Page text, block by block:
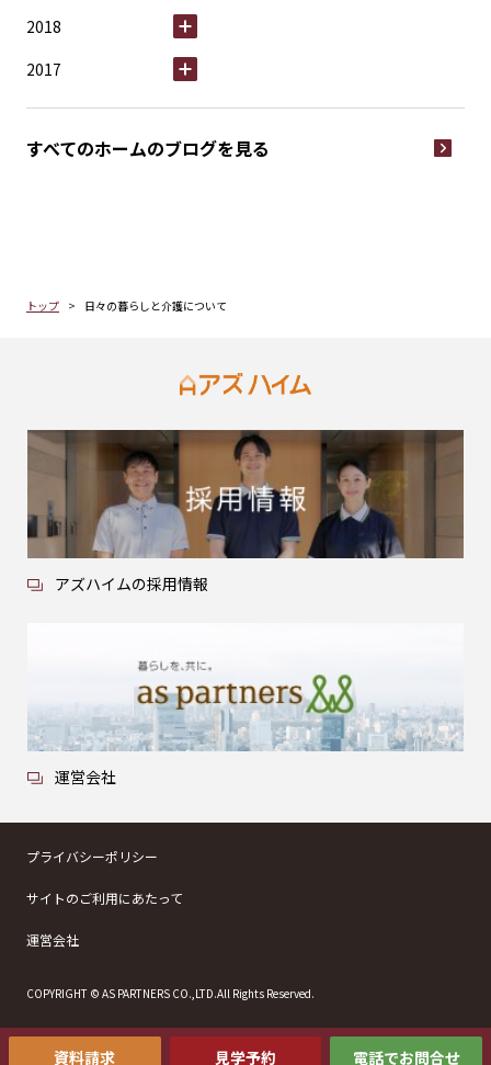
資料請求 見学予約 電話でお問合せ
トップ 日々の暮らしと介護について
2018
2017
すべてのホームのブログを見る
アズハイムの採用情報
運営会社
プライバシーポリシー
サイトのご利用にあたって
運営会社
COPYRIGHT © AS PARTNERS CO.,LTD.All Rights Reserved.